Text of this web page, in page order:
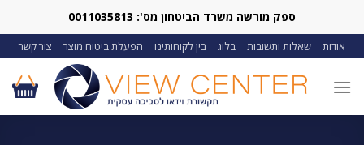
content
ספק מורשה משרד הביטחון מס': 0011035813
אודות שאלות ותשובות בלוג בין לקוחותינו הפעלת ביטוח מוצר צור קשר